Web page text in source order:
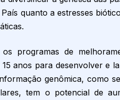
quanto a estresses
programas de
15 anos para desenvolver e
genômica, como
tem o potencial de